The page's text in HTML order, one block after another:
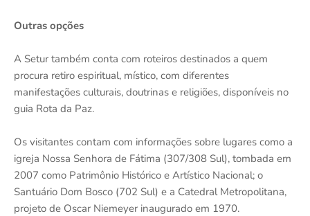
Outras opções
A Setur também conta com roteiros destinados a quem
procura retiro espiritual, místico, com diferentes
manifestações culturais, doutrinas e religiões, disponíveis no
guia Rota da Paz.
Os visitantes contam com informações sobre lugares como a
igreja Nossa Senhora de Fátima (307/308 Sul), tombada em
2007 como Patrimônio Histórico e Artístico Nacional; o
Santuário Dom Bosco (702 Sul) e a Catedral Metropolitana,
projeto de Oscar Niemeyer inaugurado em 1970.